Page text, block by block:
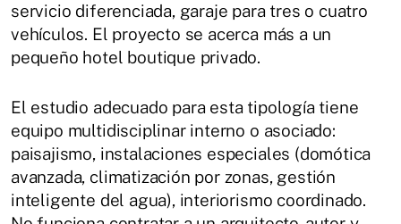
servicio diferenciada, garaje para tres o cuatro
vehículos. El proyecto se acerca más a un
pequeño hotel boutique privado.
El estudio adecuado para esta tipología tiene
equipo multidisciplinar interno o asociado:
paisajismo, instalaciones especiales (domótica
avanzada, climatización por zonas, gestión
inteligente del agua), interiorismo coordinado.